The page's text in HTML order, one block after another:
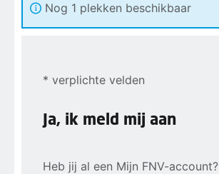
Nog 1 plekken beschikbaar
* verplichte velden
Ja, ik meld mij aan
Heb jij al een Mijn FNV-account?